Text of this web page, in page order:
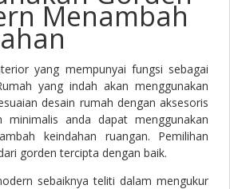
Menambah
yang mempunyai fungsi sebagai
yang indah akan menggunakan
desain rumah dengan aksesoris
anda dapat menggunakan
keindahan ruangan. Pemilihan
gorden tercipta dengan baik.
sebaiknya teliti dalam mengukur